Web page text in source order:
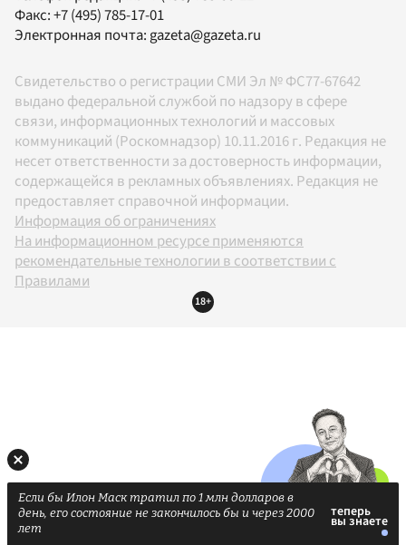
Факс:+7 (495) 785-17-01
Электронная почта:gazeta@gazeta.ru
Свидетельство о регистрации СМИ Эл № ФС77-67642
выдано федеральной службой по надзору в сфере
связи, информационных технологий и массовых
коммуникаций (Роскомнадзор) 10.11.2016 г. Редакция не
несет ответственности за достоверность информации,
содержащейся в рекламных объявлениях. Редакция не
предоставляет справочной информации.
Информация об ограничениях
На информационном ресурсе применяются
рекомендательные технологии в соответствии с
Правилами
18+
Если бы Илон Маск тратил по 1 млн долларов в
день, его состояние не закончилось бы и через 2000
лет